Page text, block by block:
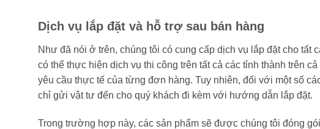
Dịch vụ lắp đặt và hỗ trợ sau bán hàng
Như đã nói ở trên, chúng tôi có cung cấp dịch vụ lắp đặt cho tất
có thể thực hiện dịch vụ thi công trên tất cả các tỉnh thành trên
yêu cầu thực tế của từng đơn hàng. Tuy nhiên, đối với một số
chỉ gửi vật tư đến cho quý khách đi kèm với hướng dẫn lắp đặt.
Trong trường hợp này, các sản phẩm sẽ được chúng tôi đóng